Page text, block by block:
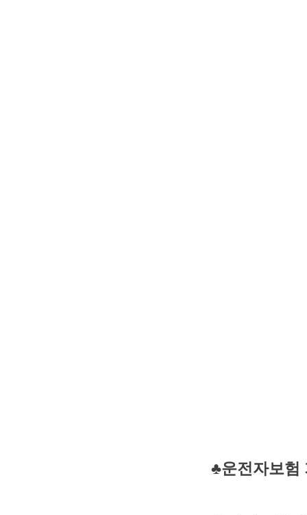
♣운전자보험